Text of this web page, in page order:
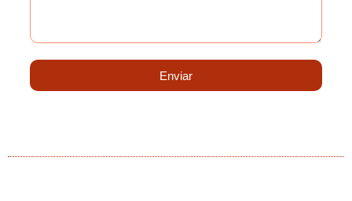
Enviar